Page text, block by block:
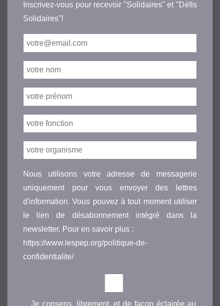
Inscrivez-vous pour recevoir "Solidaires" et "Défis
Solidaires"!
Nous utilisons votre adresse de messagerie
uniquement pour vous envoyer des lettres
d'information. Vous pouvez à tout moment utiliser
le lien de désabonnement intégré dans la
newsletter. Pour en savoir plus :
https://www.lespep.org/politique-de-
confidentialite/
Je consens, librement, et de façon éclairée au